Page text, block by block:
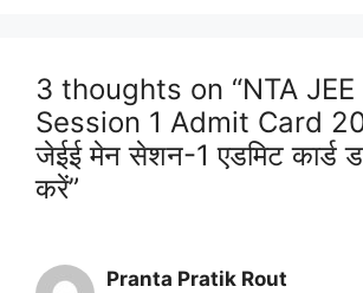
3 thoughts on “NTA
Session 1 Admit Card
जेईई मेन सेशन-1 एडमिट कार्ड
करें”
Pranta Pratik Rout